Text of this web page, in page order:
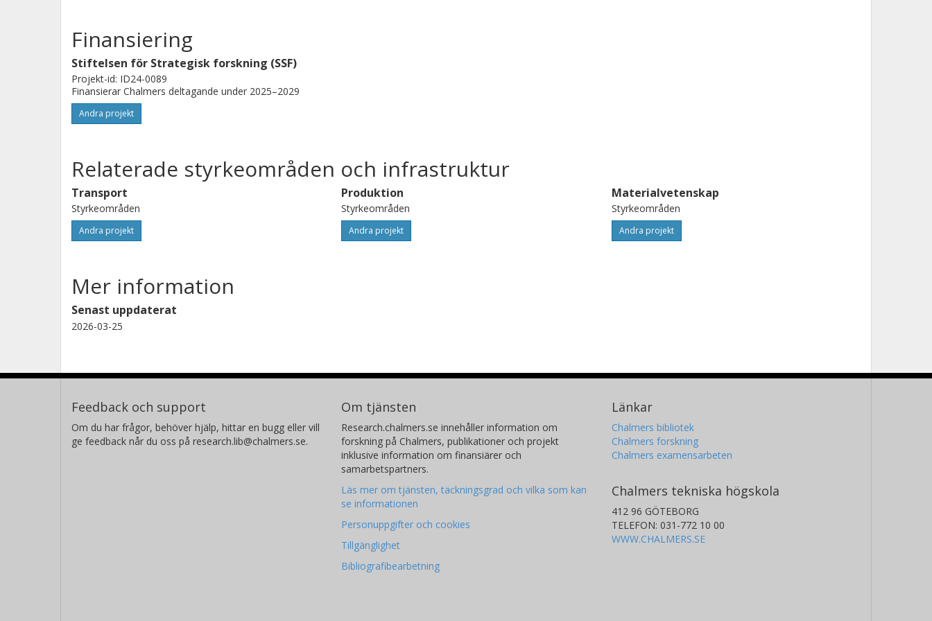
Finansiering
Stiftelsen för Strategisk forskning (SSF)
Projekt-id: ID24-0089
Finansierar Chalmers deltagande under 2025–2029
Andra projekt
Relaterade styrkeområden och infrastruktur
Transport
Styrkeområden
Andra projekt
Produktion
Styrkeområden
Andra projekt
Materialvetenskap
Styrkeområden
Andra projekt
Mer information
Senast uppdaterat
2026-03-25
Feedback och support
Om du har frågor, behöver hjälp, hittar en bugg eller vill
ge feedback når du oss på research.lib@chalmers.se.
Om tjänsten
Research.chalmers.se innehåller information om
forskning på Chalmers, publikationer och projekt
inklusive information om finansiärer och
samarbetspartners.
Läs mer om tjänsten, täckningsgrad och vilka som kan
se informationen
Personuppgifter och cookies
Tillgänglighet
Bibliografibearbetning
Länkar
Chalmers bibliotek
Chalmers forskning
Chalmers examensarbeten
Chalmers tekniska högskola
412 96 GÖTEBORG
TELEFON: 031-772 10 00
WWW.CHALMERS.SE